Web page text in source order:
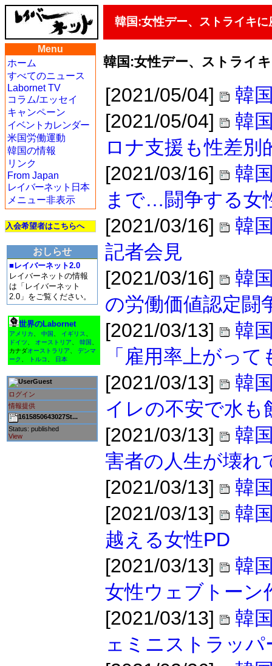
韓国:女性デー、ストライキ
Menu
ホーム
すべてのニュース
Labornet TV
コラム/エッセイ
キャンペーン
イベントカレンダー
米国労働運動
韓国の情報
リンク
From Japan
レイバーネット日本
メニュー非表示
入会希望者はこちらへ
おしらせ
■レイバーネット2.0
レイバーネットの情報
は「レイバーネット
2.0」をご覧ください。
世界のLabornet
アメリカ 中国 イギリス
ドイツ
オーストリア 韓国
カナダオーストラリア
デンマ
ーク
トルコ 日本
Guest
ログイン
情報提供
1615850643027St...
Status: published
View
韓国:女性デー、ストライ
[2021/05/04]
韓
[2021/05/04]
韓
ロナ支援も性差別
[2021/03/16]
韓
まで…闘争する女
[2021/03/16]
韓
記者会見
[2021/03/16]
韓
の労働価値認定闘
[2021/03/13]
韓
「雇用率上がっ
[2021/03/13]
韓
イレの不安で水も
[2021/03/13]
韓
害者の人生が壊れ
[2021/03/13]
韓
[2021/03/13]
韓
越える女性PD
[2021/03/13]
韓
女性ウェブトーン
[2021/03/13]
韓
ェミニストラッパ